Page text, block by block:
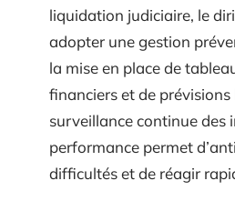
liquidation judiciaire, le
adopter une gestion
la mise en place de
financiers et de
surveillance continue des
performance permet
difficultés et de réagir